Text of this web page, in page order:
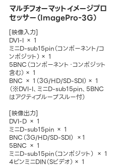
マルチフォーマットイメージプロ
セッサー（ImagePro-3G）
[映像入力]
DVI-I × 1
ミニD-sub15pin（コンポーネント/コ
ンポジット）× 1
5BNC（コンポーネント・コンポジット
含む）× 1
BNC × 1（3G/HD/SD-SDI）× 1
（※DVI-I、ミニD-sub15pin、5BNC
はアクティブループスルー付）
[映像出力]
DVI-D × 1
ミニD-sub15pin × 1
BNC（3G/HD/SD-SDI） ×1
5BNC × 1
ミニD-sub15pin（コンポジット） × 1
4ピンミニDIN（Sビデオ）× 1